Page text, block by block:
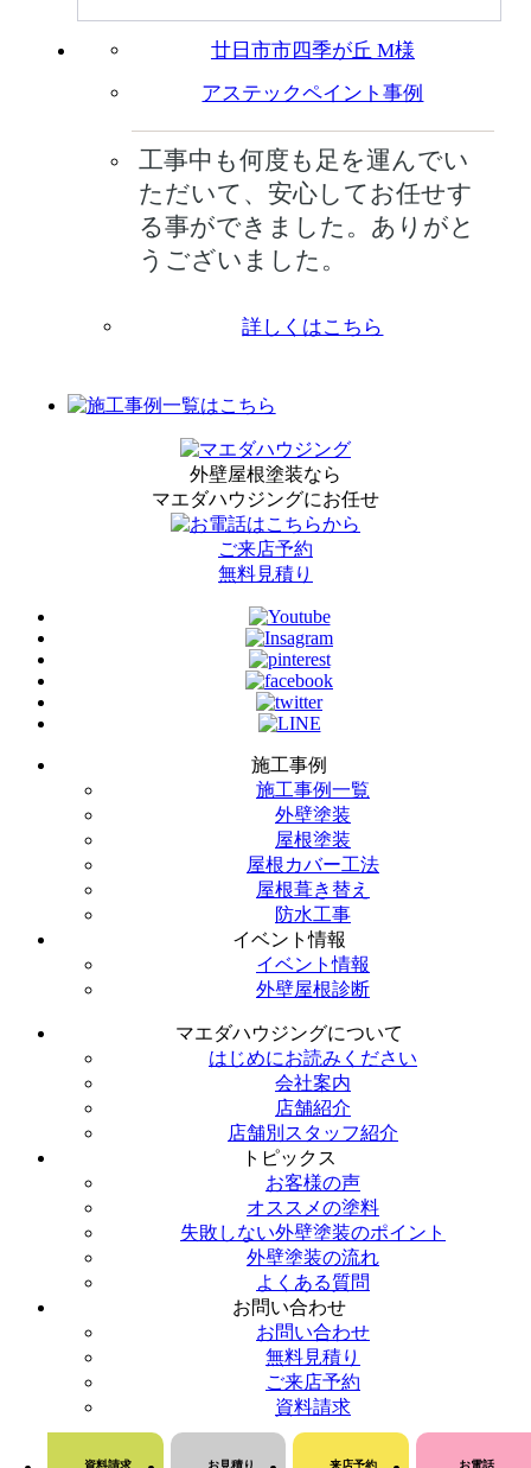
資料請求 お見積り 来店予約 お電話
廿日市市四季が丘 M様
アステックペイント事例
工事中も何度も足を運んでい
ただいて、安心してお任せす
る事ができました。ありがと
うございました。
詳しくはこちら
外壁屋根塗装なら
マエダハウジングにお任せ
ご来店予約
無料見積り
施工事例
施工事例一覧
外壁塗装
屋根塗装
屋根カバー工法
屋根葺き替え
防水工事
イベント情報
イベント情報
外壁屋根診断
マエダハウジングについて
はじめにお読みください
会社案内
店舗紹介
店舗別スタッフ紹介
トピックス
お客様の声
オススメの塗料
失敗しない外壁塗装のポイント
外壁塗装の流れ
よくある質問
お問い合わせ
お問い合わせ
無料見積り
ご来店予約
資料請求